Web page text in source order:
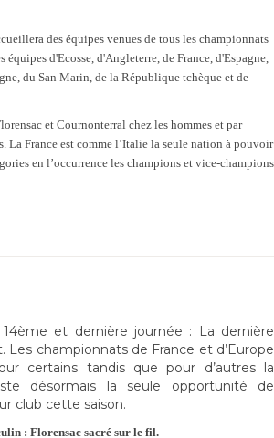
des équipes venues de tous les championnats
d'Ecosse, d'Angleterre, de France, d'Espagne,
du San Marin, de la République tchèque et de
et Cournonterral chez les hommes et par
La France est comme l’Italie la seule nation à pouvoir
en l’occurrence les champions et vice-champions
et dernière journée : La dernière
Les championnats de France et d’Europe
certains tandis que pour d’autres la
désormais la seule opportunité de
club cette saison.
: Florensac sacré sur le fil.